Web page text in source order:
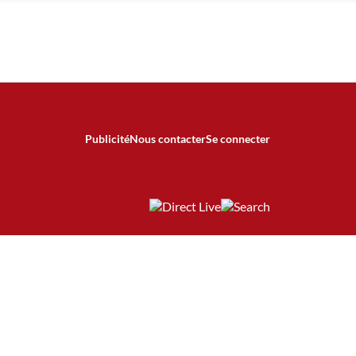
PublicitéNous contacterSe connecter